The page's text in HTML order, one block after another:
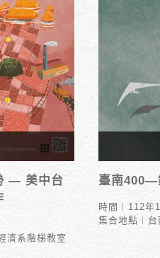
樓經濟系階
— 美中台
濟系階梯教室
時間︱112
集合地點︱
臺南400—
時間︱112年
集合地點︱